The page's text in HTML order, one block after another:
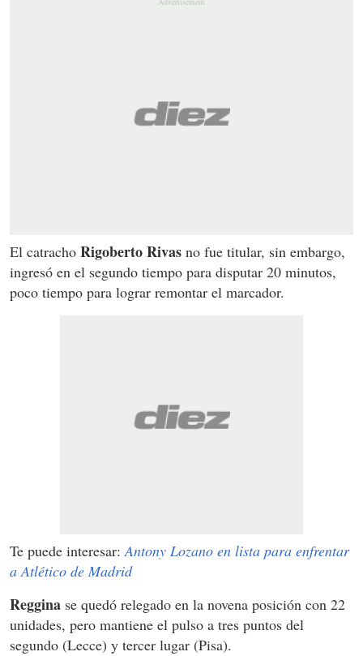
El catracho Rigoberto Rivas no fue titular, sin embargo,
ingresó en el segundo tiempo para disputar 20 minutos,
poco tiempo para lograr remontar el marcador.
Te puede interesar:Antony Lozano en lista para enfrentar
a Atlético de Madrid
Reggina se quedó relegado en la novena posición con 22
unidades, pero mantiene el pulso a tres puntos del
segundo (Lecce) y tercer lugar (Pisa).